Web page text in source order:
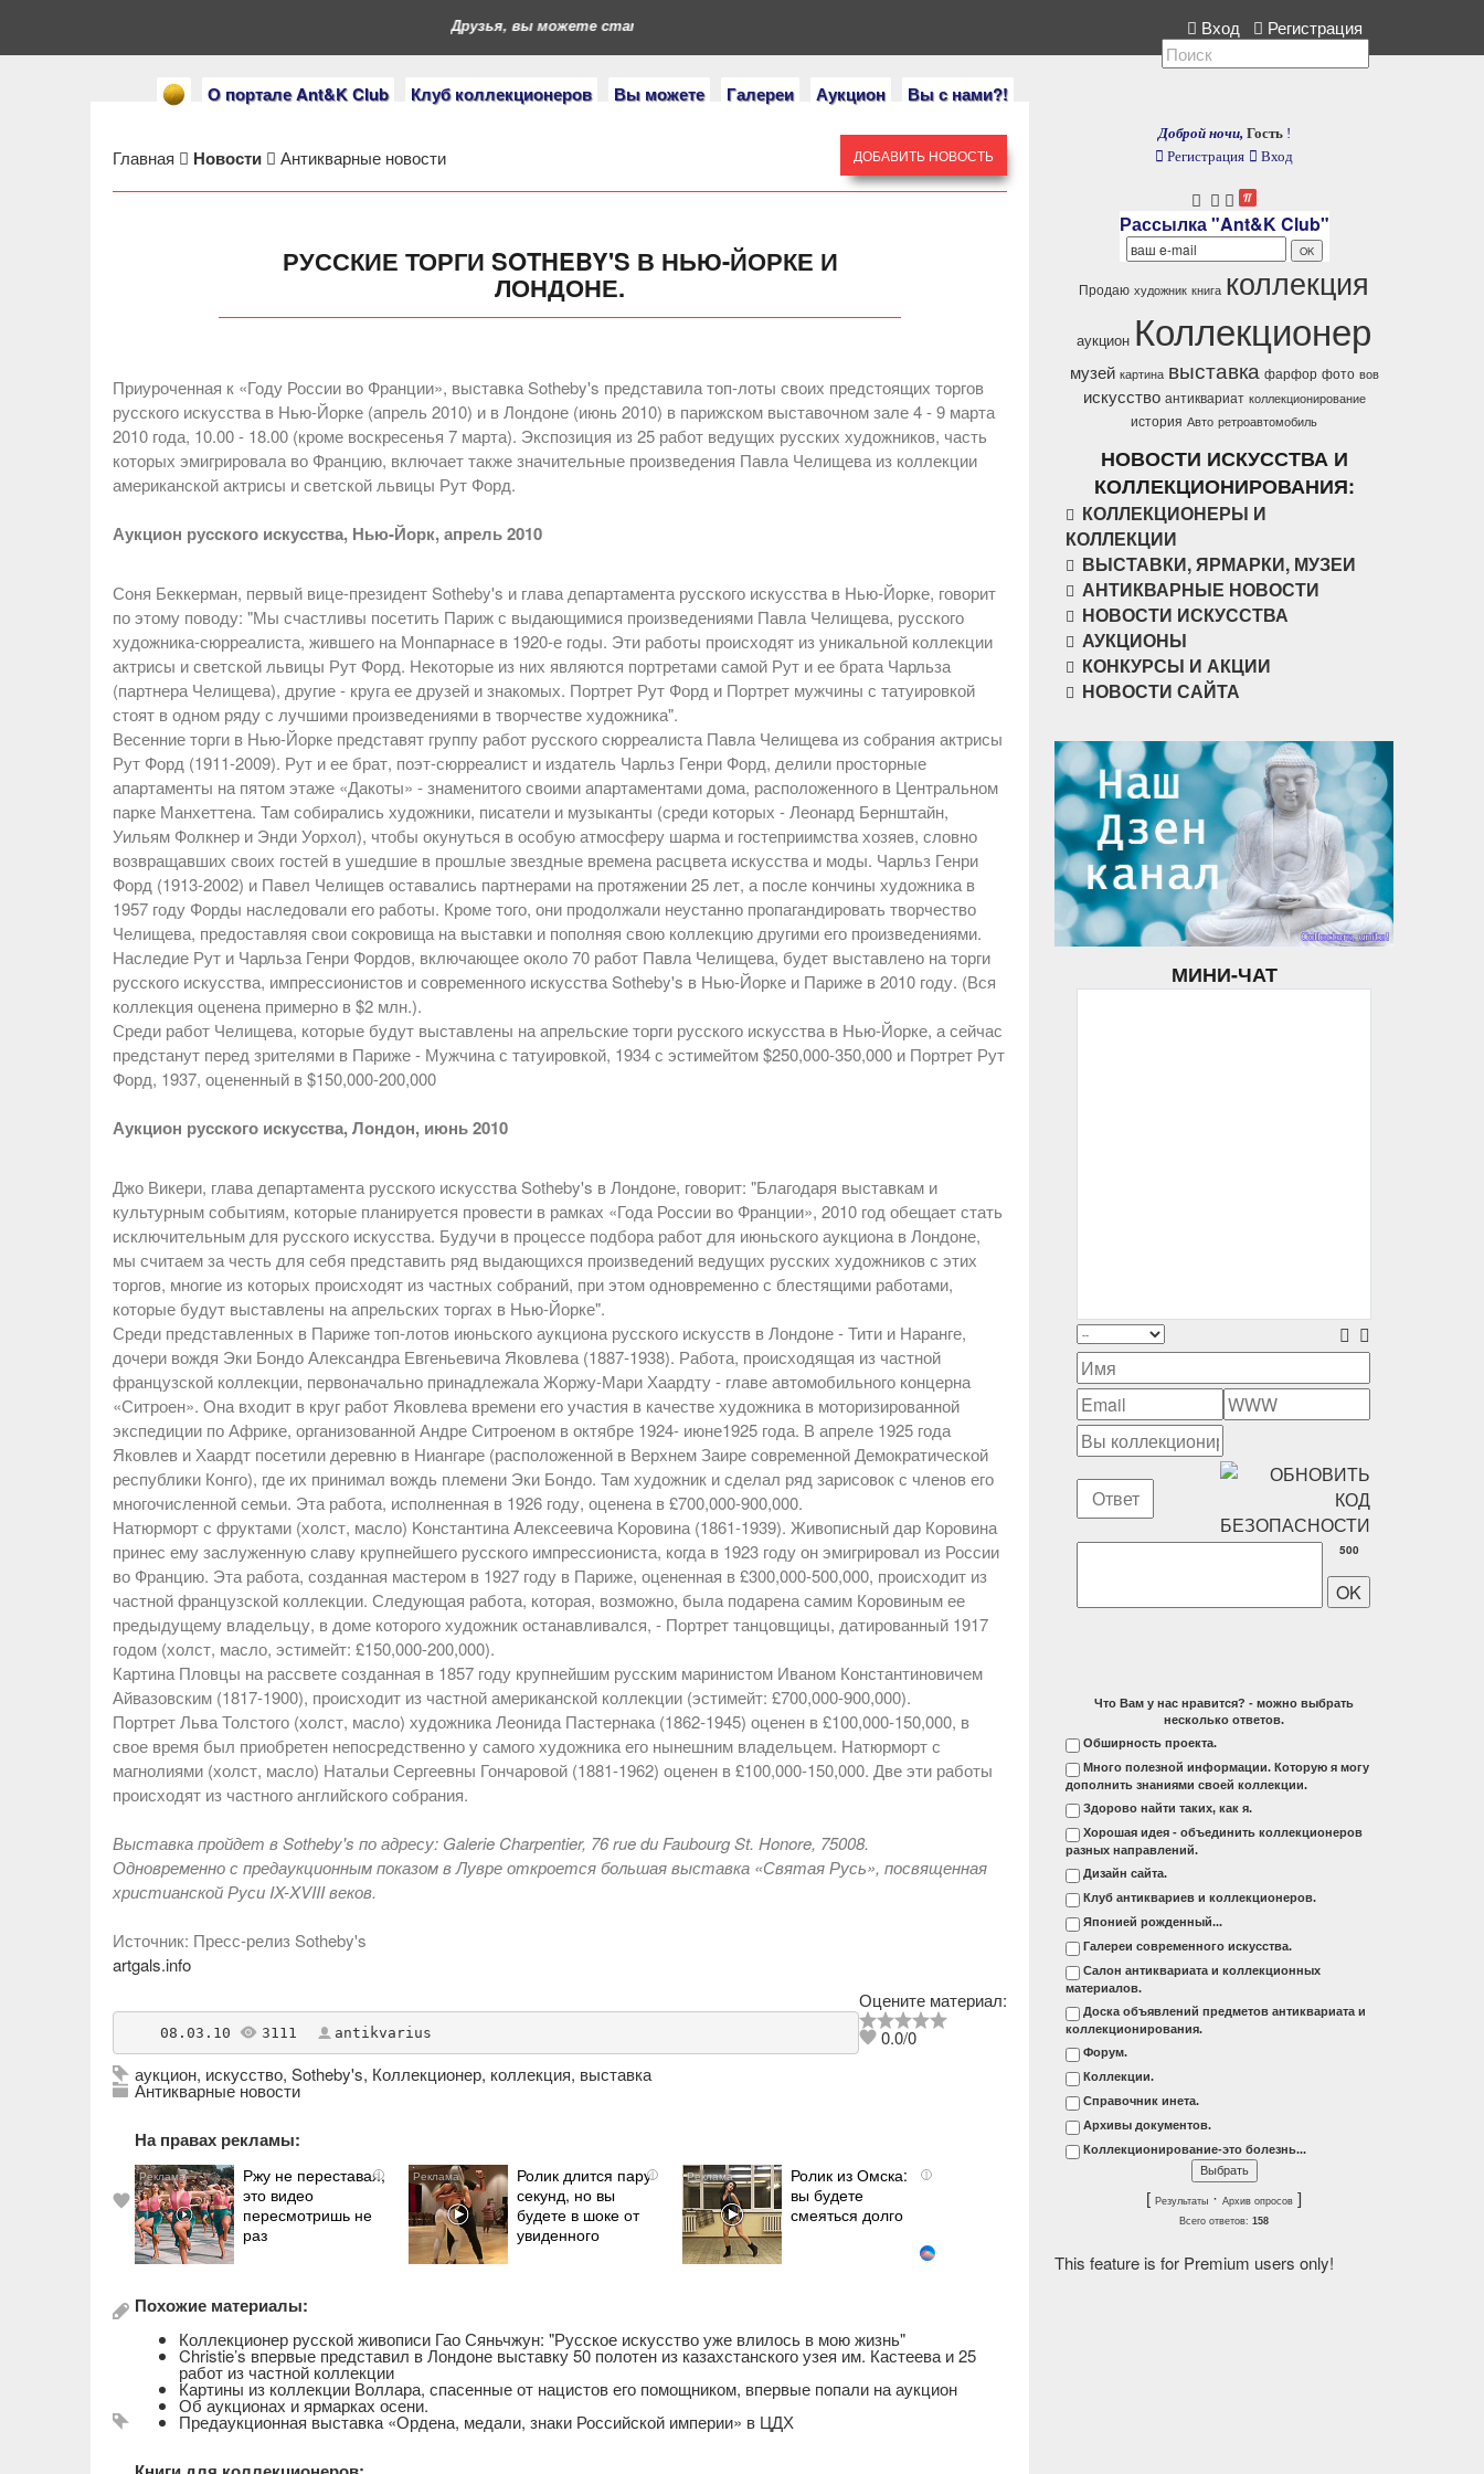
О портале Ant&K Club Клуб коллекционеров Вы можете Галереи Аукцион Вы с нами?!
Друзья, вы можете стать героями нашего портала. Если у вас есть коллекция, расскажите нам. Вход Регистрация
ДОБАВИТЬ НОВОСТЬ
Главная Новости Антикварные новости
РУССКИЕ ТОРГИ SOTHEBY'S В НЬЮ-ЙОРКЕ И
ЛОНДОНЕ.
Приуроченная к «Году России во Франции», выставка Sotheby's представила топ-лоты своих предстоящих торгов
русского искусства в Нью-Йорке (апрель 2010) и в Лондоне (июнь 2010) в парижском выставочном зале 4 - 9 марта
2010 года, 10.00 - 18.00 (кроме воскресенья 7 марта). Экспозиция из 25 работ ведущих русских художников, часть
которых эмигрировала во Францию, включает также значительные произведения Павла Челищева из коллекции
американской актрисы и светской львицы Рут Форд.
Аукцион русского искусства, Нью-Йорк, апрель 2010
Соня Беккерман, первый вице-президент Sotheby's и глава департамента русского искусства в Нью-Йорке, говорит
по этому поводу: "Мы счастливы посетить Париж с выдающимися произведениями Павла Челищева, русского
художника-сюрреалиста, жившего на Монпарнасе в 1920-е годы. Эти работы происходят из уникальной коллекции
актрисы и светской львицы Рут Форд. Некоторые из них являются портретами самой Рут и ее брата Чарльза
(партнера Челищева), другие - круга ее друзей и знакомых. Портрет Рут Форд и Портрет мужчины с татуировкой
стоят в одном ряду с лучшими произведениями в творчестве художника".
Весенние торги в Нью-Йорке представят группу работ русского сюрреалиста Павла Челищева из собрания актрисы
Рут Форд (1911-2009). Рут и ее брат, поэт-сюрреалист и издатель Чарльз Генри Форд, делили просторные
апартаменты на пятом этаже «Дакоты» - знаменитого своими апартаментами дома, расположенного в Центральном
парке Манхеттена. Там собирались художники, писатели и музыканты (среди которых - Леонард Бернштайн,
Уильям Фолкнер и Энди Уорхол), чтобы окунуться в особую атмосферу шарма и гостеприимства хозяев, словно
возвращавших своих гостей в ушедшие в прошлые звездные времена расцвета искусства и моды. Чарльз Генри
Форд (1913-2002) и Павел Челищев оставались партнерами на протяжении 25 лет, а после кончины художника в
1957 году Форды наследовали его работы. Кроме того, они продолжали неустанно пропагандировать творчество
Челищева, предоставляя свои сокровища на выставки и пополняя свою коллекцию другими его произведениями.
Наследие Рут и Чарльза Генри Фордов, включающее около 70 работ Павла Челищева, будет выставлено на торги
русского искусства, импрессионистов и современного искусства Sotheby's в Нью-Йорке и Париже в 2010 году. (Вся
коллекция оценена примерно в $2 млн.).
Среди работ Челищева, которые будут выставлены на апрельские торги русского искусства в Нью-Йорке, а сейчас
предстанут перед зрителями в Париже - Мужчина с татуировкой, 1934 с эстимейтом $250,000-350,000 и Портрет Рут
Форд, 1937, оцененный в $150,000-200,000
Аукцион русского искусства, Лондон, июнь 2010
Джо Викери, глава департамента русского искусства Sotheby's в Лондоне, говорит: "Благодаря выставкам и
культурным событиям, которые планируется провести в рамках «Года России во Франции», 2010 год обещает стать
исключительным для русского искусства. Будучи в процессе подбора работ для июньского аукциона в Лондоне,
мы считаем за честь для себя представить ряд выдающихся произведений ведущих русских художников с этих
торгов, многие из которых происходят из частных собраний, при этом одновременно с блестящими работами,
которые будут выставлены на апрельских торгах в Нью-Йорке".
Среди представленных в Париже топ-лотов июньского аукциона русского искусств в Лондоне - Тити и Наранге,
дочери вождя Эки Бондо Александра Евгеньевича Яковлева (1887-1938). Работа, происходящая из частной
французской коллекции, первоначально принадлежала Жоржу-Мари Хаардту - главе автомобильного концерна
«Ситроен». Она входит в круг работ Яковлева времени его участия в качестве художника в моторизированной
экспедиции по Африке, организованной Андре Ситроеном в октябре 1924- июне1925 года. В апреле 1925 года
Яковлев и Хаардт посетили деревню в Ниангаре (расположенной в Верхнем Заире современной Демократической
республики Конго), где их принимал вождь племени Эки Бондо. Там художник и сделал ряд зарисовок с членов его
многочисленной семьи. Эта работа, исполненная в 1926 году, оценена в £700,000-900,000.
Натюрморт с фруктами (холст, масло) Kонстантина Aлексеевича Kоровина (1861-1939). Живописный дар Коровина
принес ему заслуженную славу крупнейшего русского импрессиониста, когда в 1923 году он эмигрировал из России
во Францию. Эта работа, созданная мастером в 1927 году в Париже, оцененная в £300,000-500,000, происходит из
частной французской коллекции. Следующая работа, которая, возможно, была подарена самим Коровиным ее
предыдущему владельцу, в доме которого художник останавливался, - Портрет танцовщицы, датированный 1917
годом (холст, масло, эстимейт: £150,000-200,000).
Картина Пловцы на рассвете созданная в 1857 году крупнейшим русским маринистом Иваном Константиновичем
Айвазовским (1817-1900), происходит из частной американской коллекции (эстимейт: £700,000-900,000).
Портрет Льва Толстого (холст, масло) художника Леонида Пастернака (1862-1945) оценен в £100,000-150,000, в
свое время был приобретен непосредственно у самого художника его нынешним владельцем. Натюрморт с
магнолиями (холст, масло) Натальи Сергеевны Гончаровой (1881-1962) оценен в £100,000-150,000. Две эти работы
происходят из частного английского собрания.
Выставка пройдет в Sotheby's по адресу: Galerie Charpentier, 76 rue du Faubourg St. Honore, 75008.
Одновременно с предаукционным показом в Лувре откроется большая выставка «Святая Русь», посвященная
христианской Руси IX-XVIII веков.
Источник: Пресс-релиз Sotheby's
artgals.info
Оцените материал:
0.0/0
    08.03.10
3111 antikvarius
аукцион, искусство, Sotheby's, Коллекционер, коллекция, выставка
Антикварные новости
На правах рекламы:
i
Ржу не переставая,
это видео
пересмотришь не
раз
i
Ролик длится пару
секунд, но вы
будете в шоке от
увиденного
i
Ролик из Омска:
вы будете
смеяться долго
Похожие материалы:
Коллекционер русской живописи Гао Сяньчжун: "Русское искусство уже влилось в мою жизнь"
Christie’s впервые представил в Лондоне выставку 50 полотен из казахстанского узея им. Кастеева и 25
работ из частной коллекции
Картины из коллекции Воллара, спасенные от нацистов его помощником, впервые попали на аукцион
Об аукционах и ярмарках осени.
Предаукционная выставка «Ордена, медали, знаки Российской империи» в ЦДХ
Доброй ночи, Гость !
Регистрация
Вход
Рассылка "Ant&K Club"
Продаю художник книга коллекция
аукцион Коллекционер
музей картина выставка фарфор фото вов
искусство антиквариат коллекционирование
история Авто ретроавтомобиль
НОВОСТИ ИСКУССТВА И
КОЛЛЕКЦИОНИРОВАНИЯ:
КОЛЛЕКЦИОНЕРЫ И
КОЛЛЕКЦИИ
ВЫСТАВКИ, ЯРМАРКИ, МУЗЕИ
АНТИКВАРНЫЕ НОВОСТИ
НОВОСТИ ИСКУССТВА
АУКЦИОНЫ
КОНКУРСЫ И АКЦИИ
НОВОСТИ САЙТА
МИНИ-ЧАТ
500
Что Вам у нас нравится? - можно выбрать
несколько ответов.
Обширность проекта.
Много полезной информации. Которую я могу
дополнить знаниями своей коллекции.
Здорово найти таких, как я.
Хорошая идея - объединить коллекционеров
разных направлений.
Дизайн сайта.
Клуб антиквариев и коллекционеров.
Японией рожденный...
Галереи современного искусства.
Салон антиквариата и коллекционных
материалов.
Доска объявлений предметов антиквариата и
коллекционирования.
Форум.
Коллекции.
Справочник инета.
Архивы документов.
Коллекционирование-это болезнь...
[Результаты ·Архив опросов ]
Всего ответов:158
This feature is for Premium users only!